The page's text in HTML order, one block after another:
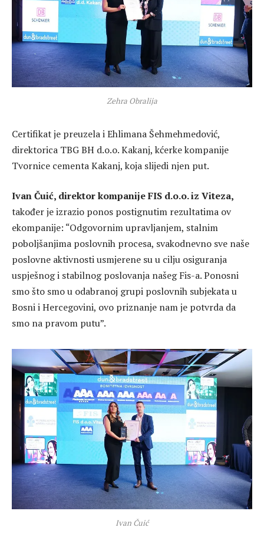
Zehra Obralija
Certifikat je preuzela i Ehlimana Šehmehmedović,
direktorica TBG BH d.o.o. Kakanj, kćerke kompanije
Tvornice cementa Kakanj, koja slijedi njen put.
Ivan Čuić, direktor kompanije FIS d.o.o. iz Viteza,
također je izrazio ponos postignutim rezultatima ov
ekompanije: “Odgovornim upravljanjem, stalnim
poboljšanjima poslovnih procesa, svakodnevno sve naše
poslovne aktivnosti usmjerene su u cilju osiguranja
uspješnog i stabilnog poslovanja našeg Fis-a. Ponosni
smo što smo u odabranoj grupi poslovnih subjekata u
Bosni i Hercegovini, ovo priznanje nam je potvrda da
smo na pravom putu”.
Ivan Čuić